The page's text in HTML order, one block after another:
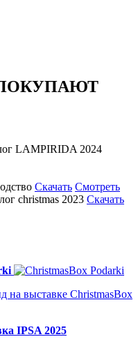
Скачать Смотреть
Скачать
на выставке ChristmasBox
IPSA 2025